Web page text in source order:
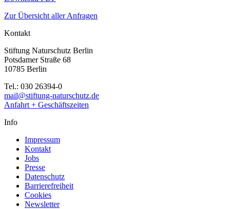
Zur Übersicht aller Anfragen
Kontakt
Stiftung Naturschutz Berlin
Potsdamer Straße 68
10785 Berlin
Tel.: 030 26394-0
mail@stiftung-naturschutz.de
Anfahrt + Geschäftszeiten
Info
Impressum
Kontakt
Jobs
Presse
Datenschutz
Barrierefreiheit
Cookies
Newsletter